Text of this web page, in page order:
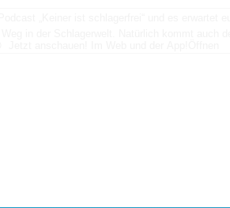
„Keiner ist schlagerfrei“ und es erwartet
in der Schlagerwelt. Natürlich kommt auch